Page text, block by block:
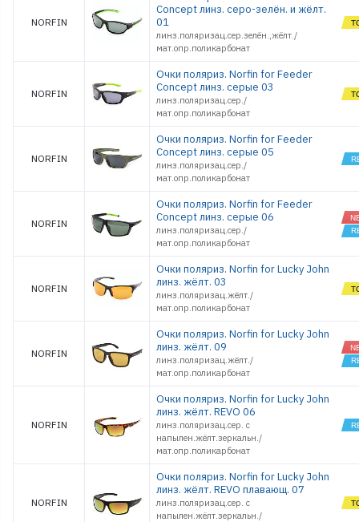
NORFIN
Concept линз. серо-зелён. и жёлт.
01
линз.поляризац.сер.зелён.,жёлт./
мат.опр.поликарбонат
NORFIN
Очки поляриз. Norfin for Feeder
Concept линз. серые 03
линз.поляризац.сер./
мат.опр.поликарбонат
NORFIN
Очки поляриз. Norfin for Feeder
Concept линз. серые 05
линз.поляризац.сер./
мат.опр.поликарбонат
NORFIN
Очки поляриз. Norfin for Feeder
Concept линз. серые 06
линз.поляризац.сер./
мат.опр.поликарбонат
NORFIN
Очки поляриз. Norfin for Lucky John
линз. жёлт. 03
линз.поляризац.жёлт./
мат.опр.поликарбонат
NORFIN
Очки поляриз. Norfin for Lucky John
линз. жёлт. 09
линз.поляризац.жёлт./
мат.опр.поликарбонат
NORFIN
Очки поляриз. Norfin for Lucky John
линз. жёлт. REVO 06
линз.поляризац.сер. с
напылен.жёлт.зеркальн./
мат.опр.поликарбонат
NORFIN
Очки поляриз. Norfin for Lucky John
линз. жёлт. REVO плавающ. 07
линз.поляризац.сер. с
напылен.жёлт.зеркальн./